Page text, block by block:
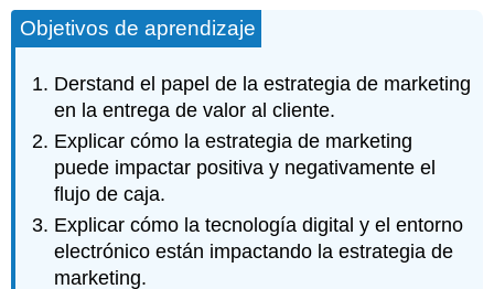
Objetivos de aprendizaje
Derstand el papel de la estrategia de marketing
en la entrega de valor al cliente.
Explicar cómo la estrategia de marketing
puede impactar positiva y negativamente el
flujo de caja.
Explicar cómo la tecnología digital y el entorno
electrónico están impactando la estrategia de
marketing.